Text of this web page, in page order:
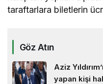
taraftarlara biletlerin
Göz Atın
Aziz
yapan kişi